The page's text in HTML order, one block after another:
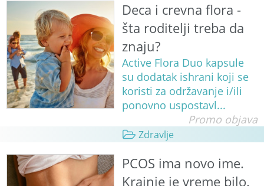
Deca i crevna flora -
šta roditelji treba da
znaju?
Active Flora Duo kapsule
su dodatak ishrani koji se
koristi za održavanje i/ili
ponovno uspostavl...
Promo objava
Zdravlje
PCOS ima novo ime.
Krajnje je vreme bilo.